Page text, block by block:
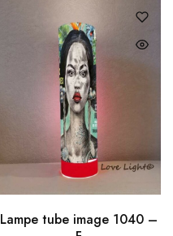
Lampe tube image 1040 –